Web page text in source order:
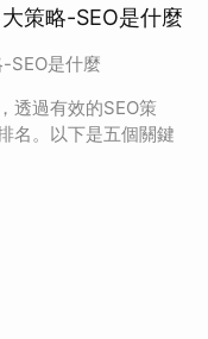
策略-SEO是什麼
SEO是什麼
透過有效的SEO策
名。以下是五個關鍵